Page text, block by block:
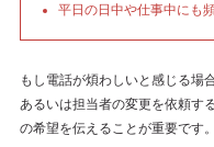
平日の日中や仕事中にも
もし電話が煩わしいと感じる場
あるいは担当者の変更を依頼す
の希望を伝えることが重要です。